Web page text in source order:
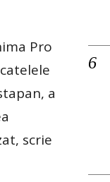
Pro
a
scrie